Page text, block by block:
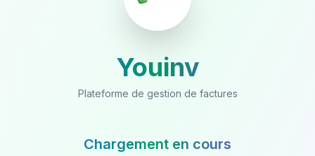
Youinv
Plateforme de gestion de factures
Chargement en cours